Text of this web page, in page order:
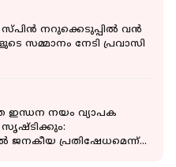
സ്പിൻ നറുക്കെടുപ്പിൽ വൻ
സമ്മാനം നേടി പ്രവാസി
ഇന്ധന നയം വ്യാപക
സൃഷ്ടിക്കും:
ജനകീയ പ്രതിഷേധമെന്ന്